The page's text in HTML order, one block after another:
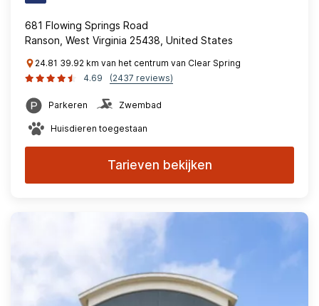
681 Flowing Springs Road
Ranson, West Virginia 25438, United States
24.81 39.92 km van het centrum van Clear Spring
4.69
(2437 reviews)
Parkeren Zwembad
Huisdieren toegestaan
Tarieven bekijken